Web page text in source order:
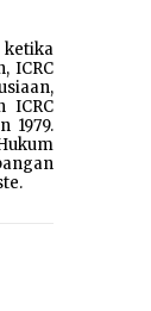
ketika
ICRC
ICRC
1979.